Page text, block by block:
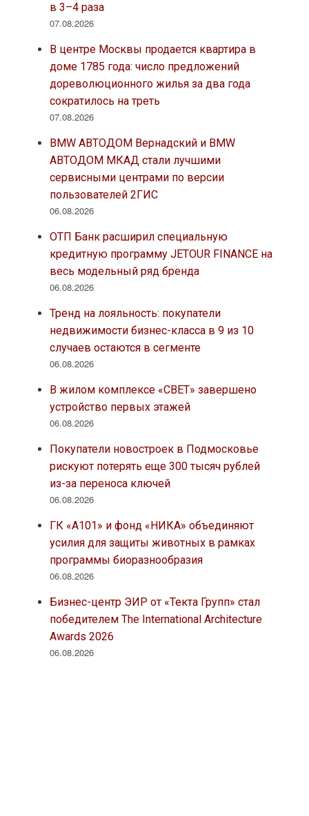
в 3–4 раза
07.08.2026
В центре Москвы продается квартира в
доме 1785 года: число предложений
дореволюционного жилья за два года
сократилось на треть
07.08.2026
BMW АВТОДОМ Вернадский и BMW
АВТОДОМ МКАД стали лучшими
сервисными центрами по версии
пользователей 2ГИС
06.08.2026
ОТП Банк расширил специальную
кредитную программу JETOUR FINANCE на
весь модельный ряд бренда
06.08.2026
Тренд на лояльность: покупатели
недвижимости бизнес-класса в 9 из 10
случаев остаются в сегменте
06.08.2026
В жилом комплексе «СВЕТ» завершено
устройство первых этажей
06.08.2026
Покупатели новостроек в Подмосковье
рискуют потерять еще 300 тысяч рублей
из-за переноса ключей
06.08.2026
ГК «А101» и фонд «НИКА» объединяют
усилия для защиты животных в рамках
программы биоразнообразия
06.08.2026
Бизнес-центр ЭИР от «Текта Групп» стал
победителем The International Architecture
Awards 2026
06.08.2026